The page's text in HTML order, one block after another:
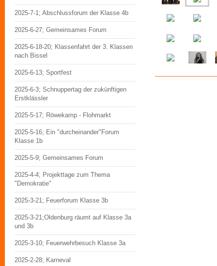
2025-7-1; Abschlussforum der Klasse 4b
2025-6-27; Gemeinsames Forum
2025-6-18-20; Klassenfahrt der 3. Klassen
nach Bissel
2025-6-13; Sportfest
2025-6-3; Schnuppertag der zukünftigen
Erstklässler
2025-5-17; Röwekamp - Flohmarkt
2025-5-16; Ein "durcheinander"Forum
Klasse 1b
2025-5-9; Gemeinsames Forum
2025-4-4; Projekttage zum Thema
"Demokratie"
2025-3-21; Feuerforum Klasse 3b
2025-3-21;Oldenburg räumt auf Klasse 3a
und 3b
2025-3-10; Feuerwehrbesuch Klasse 3a
2025-2-28; Karneval